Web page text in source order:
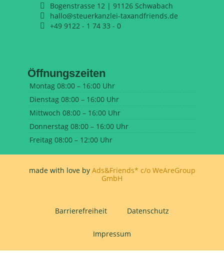
Bogenstrasse 12 | 91126 Schwabach
hallo@steuerkanzlei-taxandfriends.de
+49 9122 - 1 74 33 - 0
Öffnungszeiten
Montag 08:00 – 16:00 Uhr
Dienstag 08:00 – 16:00 Uhr
Mittwoch 08:00 – 16:00 Uhr
Donnerstag 08:00 – 16:00 Uhr
Freitag 08:00 – 12:00 Uhr
made with love by Ads&Friends* c/o WeAreGroup
GmbH
Barrierefreiheit Datenschutz
Impressum